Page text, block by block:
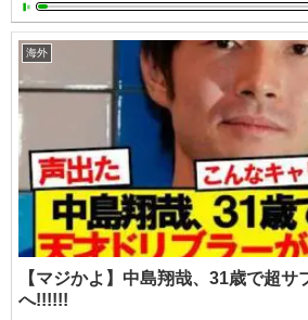
海外
【マジかよ】中島翔哉、31歳で超サ
へ!!!!!!